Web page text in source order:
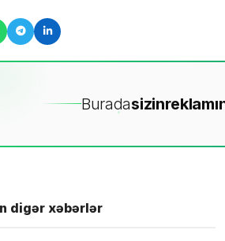
Buradasizin
digər xəbərlər